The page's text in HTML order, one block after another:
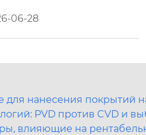
06-28
для нанесения покрытий
PVD против CVD и
влияющие на